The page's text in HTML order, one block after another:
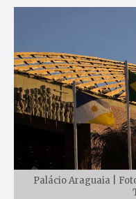
Palácio Araguaia |